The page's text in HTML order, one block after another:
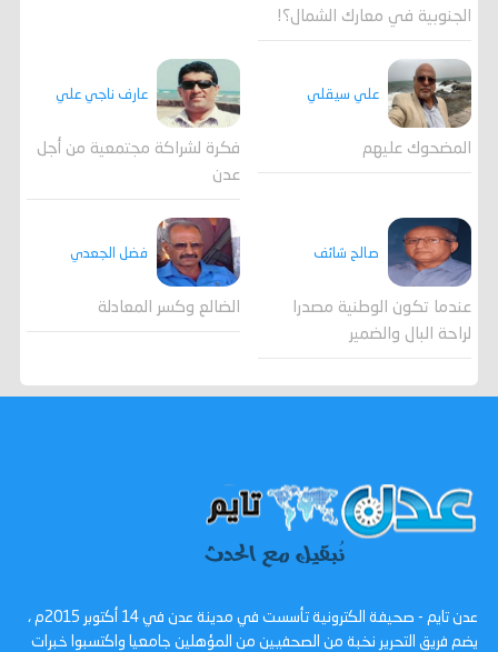
الجنوبية في معارك الشمال؟!
علي سيقلي
المضحوك عليهم
عارف ناجي علي
فكرة لشراكة مجتمعية من أجل
عدن
صالح شائف
عندما تكون الوطنية مصدرا
لراحة البال والضمير
فضل الجعدي
الضالع وكسر المعادلة
عدن تايم - صحيفة الكترونية تأسست في مدينة عدن في 14 أكتوبر 2015م ،
يضم فريق التحرير نخبة من الصحفيين من المؤهلين جامعيا واكتسبوا خبرات